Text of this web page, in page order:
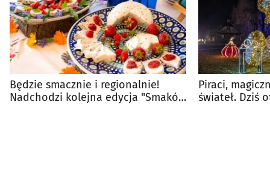
Będzie smacznie i regionalnie!
Nadchodzi kolejna edycja "Smaków
Piraci,
świateł. Dziś